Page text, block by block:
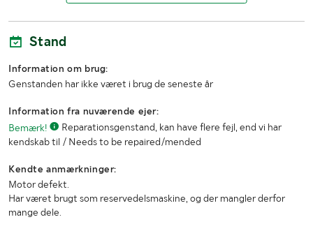
Brændstof
MÅL OG VÆGT:
Arbejdsbredde (m)
Bredde (m)
Stand
Information om brug:
Genstanden har ikke været i brug de seneste år
Information fra nuværende ejer:
Bemærk!
Reparationsgenstand, kan have flere fejl, end vi har
kendskab til / Needs to be repaired/mended
Kendte anmærkninger:
Motor defekt.
Har været brugt som reservedelsmaskine, og der mangler derfor
mange dele.